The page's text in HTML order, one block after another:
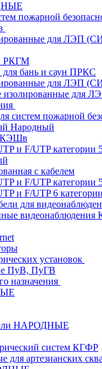
пожарной
для ЛЭП
РКГМ
для бань и саун ПРКС
для ЛЭП
изолированные для
систем пожарной
Народный
и F/UTP категории
с кабелем
и F/UTP категории
и F/UTP 6
для
установок
ПуВ, ПуГВ
назначения
НАРОДНЫЕ
систем КГФР
для артезианских